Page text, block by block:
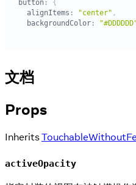
文档
Props
Inherits
activeOpacity